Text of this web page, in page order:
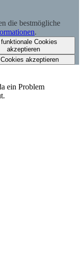
die bestmögliche
.
funktionale Cookies
akzeptieren
akzeptieren
ein Problem